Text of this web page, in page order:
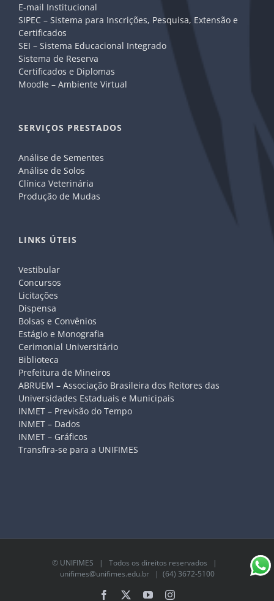
E-mail Institucional
SIPEC – Sistema para Inscrições, Pesquisa, Extensão e
Certificados
SEI – Sistema Educacional Integrado
Sistema de Reserva
Certificados e Diplomas
Moodle – Ambiente Virtual
SERVIÇOS PRESTADOS
Análise de Sementes
Análise de Solos
Clínica Veterinária
Produção de Mudas
LINKS ÚTEIS
Vestibular
Concursos
Licitações
Dispensa
Bolsas e Convênios
Estágio e Monografia
Cerimonial Universitário
Biblioteca
Prefeitura de Mineiros
ABRUEM – Associação Brasileira dos Reitores das
Universidades Estaduais e Municipais
INMET – Previsão do Tempo
INMET – Dados
INMET – Gráficos
Transfira-se para a UNIFIMES
© UNIFIMES | Todos os direitos reservados |
unifimes@unifimes.edu.br| (64) 3672-5100
Facebook YouTubeInstagram